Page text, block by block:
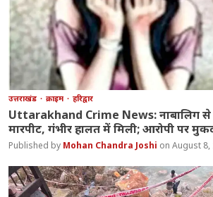
उत्तराखंड क्राइम हरिद्वार
Uttarakhand Crime News: नाबालिग से
मारपीट, गंभीर हालत में मिली; आरोपी पर
Mohan Chandra Joshi August 8,